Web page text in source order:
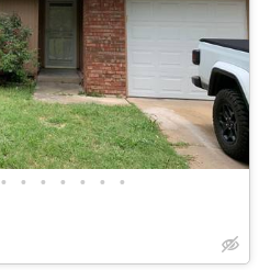
• • • • • • •